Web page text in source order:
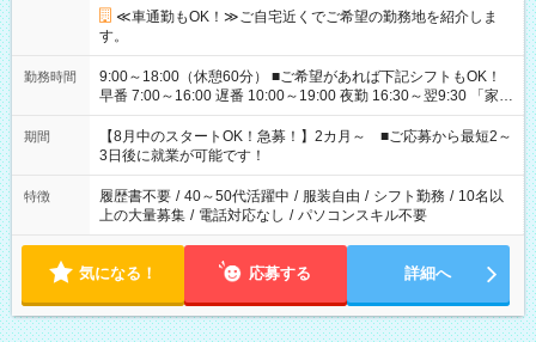
≪車通勤もOK！≫ご自宅近くでご希望の勤務地を紹介しま
す。
勤務時間
9:00～18:00（休憩60分） ■ご希望があれば下記シフトもOK！
早番 7:00～16:00 遅番 10:00～19:00 夜勤 16:30～翌9:30 「家族
と休みを合わせたい」 「余裕を持って夕飯の準備がしたい」
「できれば残業はしたくない」 など、ご希望を教えてください
ね。 ※Wワーク希望の方へ 今ご覧のお仕事で希望する勤務時間
と、もう1つのお仕事の勤務時間。 合計で週40時間を超える場
合は応募できません。
期間
【8月中のスタートOK！急募！】2カ月～ ■ご応募から最短2～
3日後に就業が可能です！
特徴 履歴書不要 / 40～50代活躍中 / 服装自由 / シフト勤務 / 10名以
上の大量募集 / 電話対応なし / パソコンスキル不要
気になる！ 応募する 詳細へ